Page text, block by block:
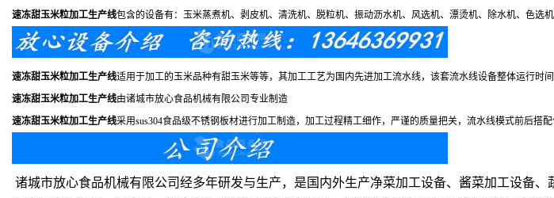
速冻甜玉米粒加工生产线包含的设备有：玉米蒸煮机、剥皮机、清洗机、脱粒机、振动沥水机、风选机、漂烫机、除水机、色选
速冻甜玉米粒加工生产线适用于加工的玉米品种有甜玉米等等，其加工工艺为国内先进加工流水线，该套流水线设备整体运行时
速冻甜玉米粒加工生产线由诸城市放心食品机械有限公司专业制造
速冻甜玉米粒加工生产线采用sus304食品级不锈钢板材进行加工制造，加工过程精工细作，严谨的质量把关，流水线模式前后
诸城市放心食品机械有限公司经多年研发与生产，是国内外生产净菜加工设备、酱菜加工设备